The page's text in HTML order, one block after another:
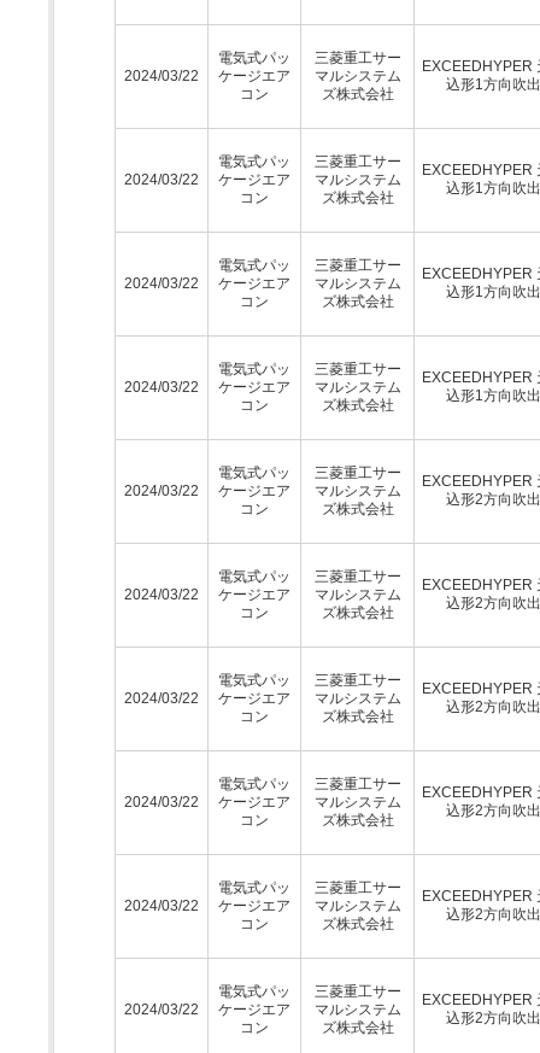
2024/03/22
電気式パッ
ケージエア
コン
三菱重工サー
マルシステム
ズ株式会社
EXCEEDHYPER
込形1方向吹
2024/03/22
電気式パッ
ケージエア
コン
三菱重工サー
マルシステム
ズ株式会社
EXCEEDHYPER
込形1方向吹
2024/03/22
電気式パッ
ケージエア
コン
三菱重工サー
マルシステム
ズ株式会社
EXCEEDHYPER
込形1方向吹
2024/03/22
電気式パッ
ケージエア
コン
三菱重工サー
マルシステム
ズ株式会社
EXCEEDHYPER
込形1方向吹
2024/03/22
電気式パッ
ケージエア
コン
三菱重工サー
マルシステム
ズ株式会社
EXCEEDHYPER
込形2方向吹
2024/03/22
電気式パッ
ケージエア
コン
三菱重工サー
マルシステム
ズ株式会社
EXCEEDHYPER
込形2方向吹
2024/03/22
電気式パッ
ケージエア
コン
三菱重工サー
マルシステム
ズ株式会社
EXCEEDHYPER
込形2方向吹
2024/03/22
電気式パッ
ケージエア
コン
三菱重工サー
マルシステム
ズ株式会社
EXCEEDHYPER
込形2方向吹
2024/03/22
電気式パッ
ケージエア
コン
三菱重工サー
マルシステム
ズ株式会社
EXCEEDHYPER
込形2方向吹
2024/03/22
電気式パッ
ケージエア
コン
三菱重工サー
マルシステム
ズ株式会社
EXCEEDHYPER
込形2方向吹